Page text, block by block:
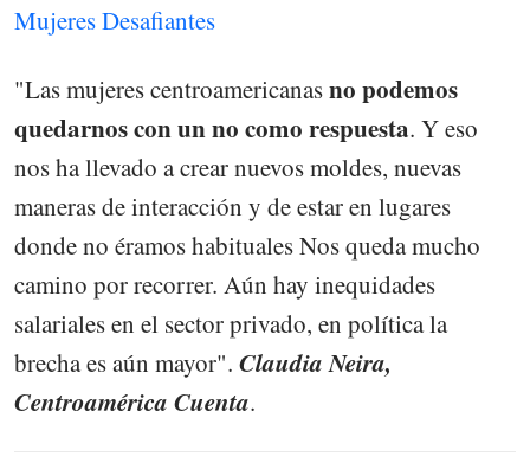
Mujeres Desafiantes
"Las mujeres centroamericanasno podemos
quedarnos con un no como respuesta. Y eso
nos ha llevado a crear nuevos moldes, nuevas
maneras de interacción y de estar en lugares
donde no éramos habituales Nos queda mucho
camino por recorrer. Aún hay inequidades
salariales en el sector privado, en política la
brecha es aún mayor". Claudia Neira,
Centroamérica Cuenta.